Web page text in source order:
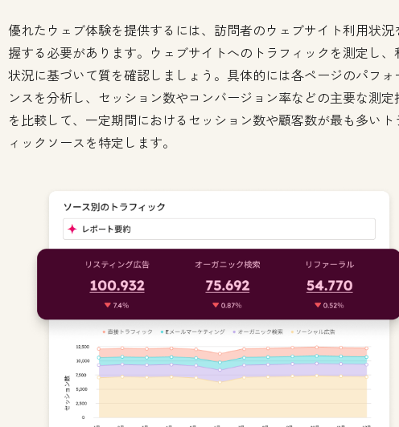
優れたウェブ体験を提供するには、訪問者のウェブサイト利用状況
握する必要があります。ウェブサイトへのトラフィックを測定し、
状況に基づいて質を確認しましょう。具体的には各ページのパフォ
ンスを分析し、セッション数やコンバージョン率などの主要な測定
を比較して、一定期間におけるセッション数や顧客数が最も多いト
ィックソースを特定します。